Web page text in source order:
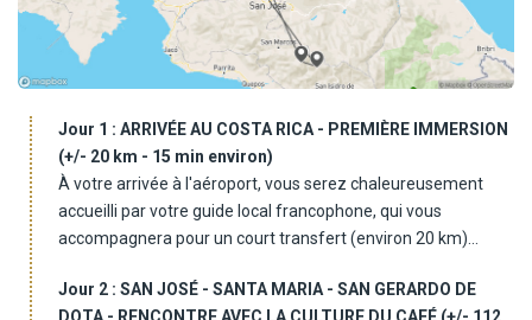
Jour 1 : ARRIVÉE AU COSTA RICA - PREMIÈRE IMMERSION
(+/- 20 km - 15 min environ)
À votre arrivée à l'aéroport, vous serez chaleureusement
accueilli par votre guide local francophone, qui vous
accompagnera pour un court transfert (environ 20 km)
toute tranquillité, dans une atmosphère conviviale. Après
Jour 2 : SAN JOSÉ - SANTA MARIA - SAN GERARDO DE
DOTA - RENCONTRE AVEC LA CULTURE DU CAFÉ (+/- 112